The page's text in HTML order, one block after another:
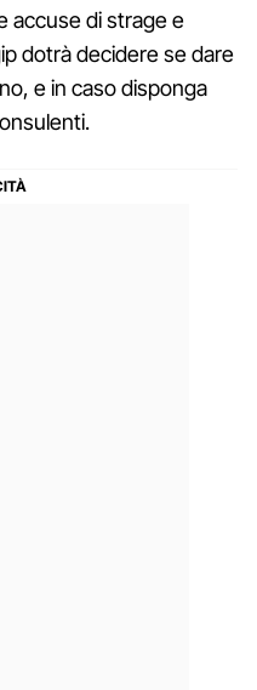
accuse di strage e
dotrà decidere se dare
e in caso disponga